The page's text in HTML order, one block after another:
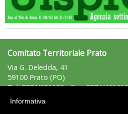
La formazione Uisp rallenta ma
Comitato Territoriale Prato
Via G. Deledda, 41
59100 Prato (PO)
Tel: 0574/691133 - Fax: 0574/461612
e-mail:prato@uisp.it
Informativa